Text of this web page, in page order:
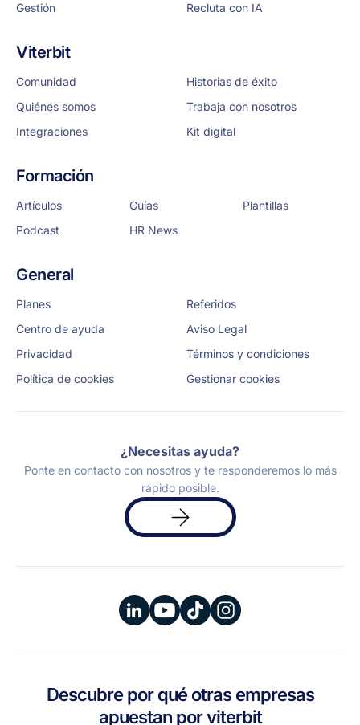
Gestión
Recluta con IA
Viterbit
Comunidad
Historias de éxito
Quiénes somos
Trabaja con nosotros
Integraciones
Kit digital
Formación
Artículos Guías
Plantillas
Podcast
HR News
General
Planes
Referidos
Centro de ayuda
Aviso Legal
Privacidad
Términos y condiciones
Política de cookies
Gestionar cookies
¿Necesitas ayuda?
Ponte en contacto con nosotros y te responderemos lo más
rápido posible.
Solicita
una
demo
Descubre por qué otras empresas
apuestan por viterbit